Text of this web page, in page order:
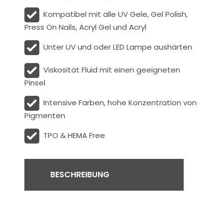
Kompatibel mit alle UV Gele, Gel Polish,
Press On Nails, Acryl Gel und Acryl
Unter UV und oder LED Lampe aushärten
ViskositätFluid mit einen geeigneten
Pinsel
Intensive Farben, hohe Konzentration von
Pigmenten
TPO & HEMA Free
BESCHREIBUNG